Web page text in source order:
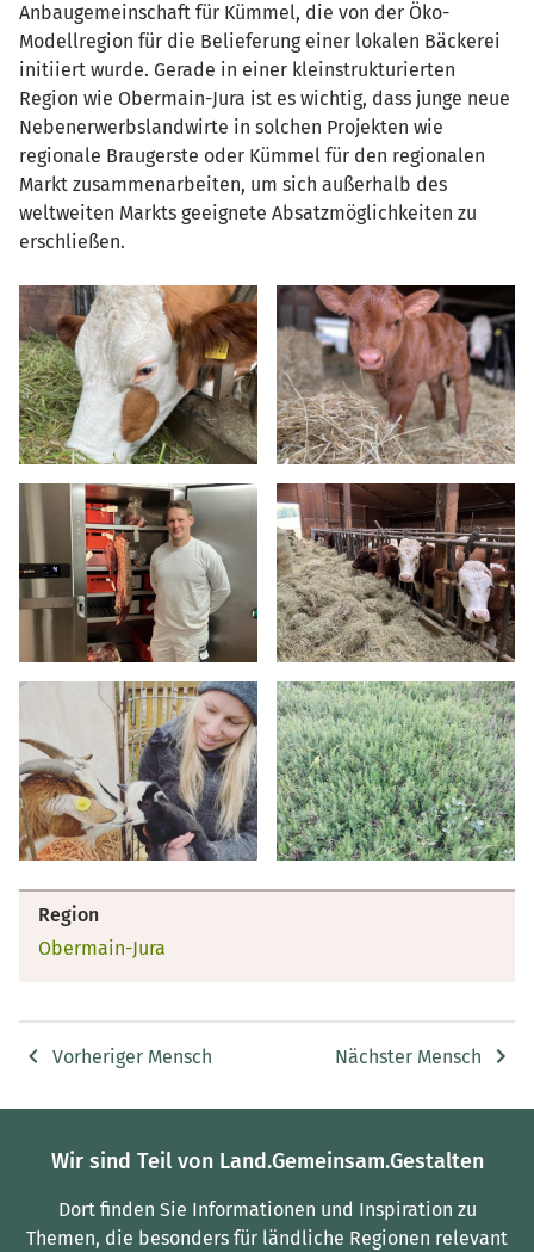
Anbaugemeinschaft für Kümmel, die von der Öko-
Modellregion für die Belieferung einer lokalen Bäckerei
initiiert wurde. Gerade in einer kleinstrukturierten
Region wie Obermain-Jura ist es wichtig, dass junge neue
Nebenerwerbslandwirte in solchen Projekten wie
regionale Braugerste oder Kümmel für den regionalen
Markt zusammenarbeiten, um sich außerhalb des
weltweiten Markts geeignete Absatzmöglichkeiten zu
erschließen.
Region
Obermain-Jura
Vorheriger Mensch Nächster Mensch
Wir sind Teil von Land.Gemeinsam.Gestalten
Dort finden Sie Informationen und Inspiration zu
Themen, die besonders für ländliche Regionen relevant